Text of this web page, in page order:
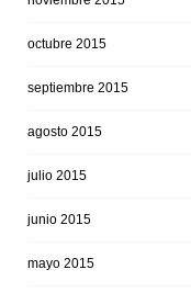
octubre 2015
septiembre 2015
agosto 2015
julio 2015
junio 2015
mayo 2015